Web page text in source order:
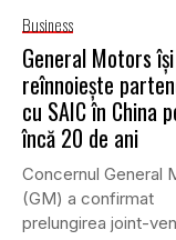
Business
General Motors își
reînnoiește
cu SAIC în China
încă 20 de ani
Concernul General
(GM) a confirmat
prelungirea joint-